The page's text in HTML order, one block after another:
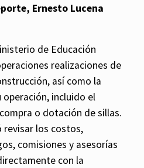
Ernesto Lucena
de Educación
realizaciones de
así como la
incluido el
o dotación de sillas.
revisar los costos,
comisiones y asesorías
con la